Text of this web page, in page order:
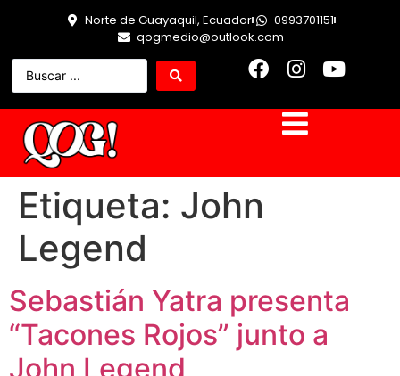
Norte de Guayaquil, Ecuador
0993701151
qogmedio@outlook.com
Etiqueta: John
Legend
Sebastián Yatra presenta
“Tacones Rojos” junto a
John Legend